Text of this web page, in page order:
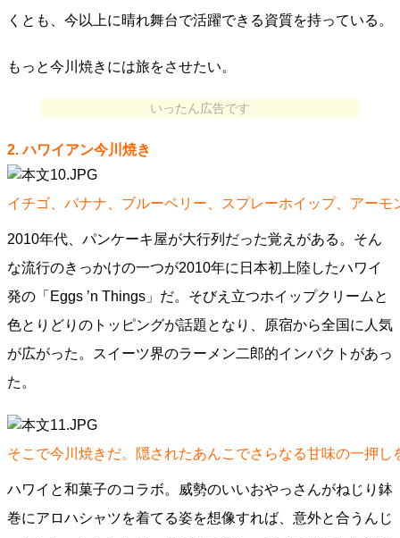
くとも、今以上に晴れ舞台で活躍できる資質を持っている。
もっと今川焼きには旅をさせたい。
いったん広告です
2. ハワイアン今川焼き
イチゴ、バナナ、ブルーベリー、スプレーホイップ、アーモ
2010年代、パンケーキ屋が大行列だった覚えがある。そん
な流行のきっかけの一つが2010年に日本初上陸したハワイ
発の「Eggs ’n Things」だ。そびえ立つホイップクリームと
色とりどりのトッピングが話題となり、原宿から全国に人気
が広がった。スイーツ界のラーメン二郎的インパクトがあっ
た。
そこで今川焼きだ。隠されたあんこでさらなる甘味の一押し
ハワイと和菓子のコラボ。威勢のいいおやっさんがねじり鉢
巻にアロハシャツを着てる姿を想像すれば、意外と合うんじ